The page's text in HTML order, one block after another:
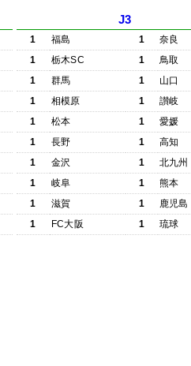
J3
1 福島 1
奈良
1
栃木SC 1
鳥取
1
群馬 1
山口
1
相模原 1
讃岐
1
松本 1
愛媛
1
長野 1
高知
1
金沢 1
北九州
1
岐阜 1
熊本
1
滋賀 1
鹿児島
1
FC大阪 1 琉球